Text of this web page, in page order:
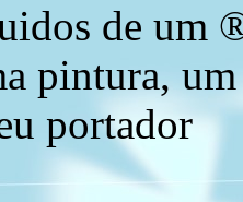
de um
pintura,
portador